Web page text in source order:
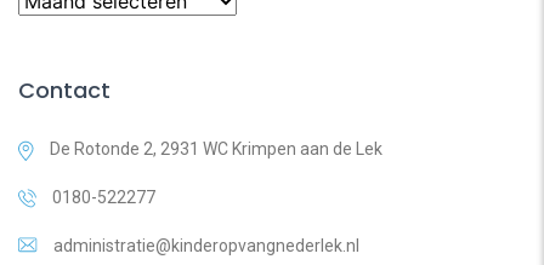
Contact
De Rotonde 2, 2931 WC Krimpen aan de Lek
0180-522277
administratie@kinderopvangnederlek.nl